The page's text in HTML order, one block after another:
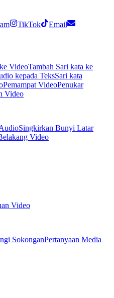
TikTok
Email
VideoTambah Sari kata ke
kepada TeksSari kata
Pemampat VideoPenukar
Video
Singkirkan Bunyi Latar
Video
Video
SokonganPertanyaan Media